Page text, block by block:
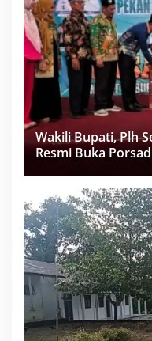
Wakili Bupati, Plh
Resmi Buka